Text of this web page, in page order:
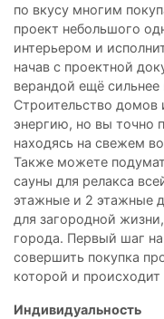
по вкусу многим
проект небольшого
интерьером и
начав с проектной
верандой ещё сильнее
Строительство домов
энергию, но вы точно
находясь на свежем
Также можете
сауны для релакса
этажные и 2 этажные
для загородной
города. Первый шаг
совершить покупка
которой и происходит
Индивидуальность